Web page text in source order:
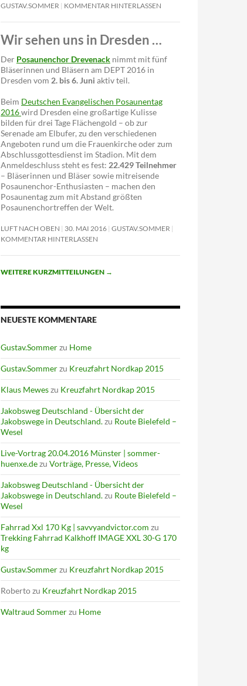
GUSTAV.SOMMER
KOMMENTAR HINTERLASSEN
Wir sehen uns in Dresden …
Der Posaunenchor Drevenack nimmt mit fünf
Bläserinnen und Bläsern am DEPT 2016 in
Dresden vom 2. bis 6. Juni aktiv teil.
Beim Deutschen Evangelischen Posaunentag
2016wird Dresden eine großartige Kulisse
bilden für drei Tage Flächengold – ob zur
Serenade am Elbufer, zu den verschiedenen
Angeboten rund um die Frauenkirche oder zum
Abschlussgottesdienst im Stadion. Mit dem
Anmeldeschluss steht es fest: 22.429 Teilnehmer
– Bläserinnen und Bläser sowie mitreisende
Posaunenchor-Enthusiasten – machen den
Posaunentag zum mit Abstand größten
Posaunenchortreffen der Welt.
LUFT NACH OBEN 30. MAI 2016 GUSTAV.SOMMER
KOMMENTAR HINTERLASSEN
WEITERE KURZMITTEILUNGEN →
NEUESTE KOMMENTARE
Gustav.Sommerzu Home
Gustav.Sommerzu Kreuzfahrt Nordkap 2015
Klaus Meweszu Kreuzfahrt Nordkap 2015
Jakobsweg Deutschland - Übersicht der
Jakobswege in Deutschland.zu Route Bielefeld –
Wesel
Live-Vortrag 20.04.2016 Münster | sommer-
huenxe.dezu Vorträge, Presse, Videos
Jakobsweg Deutschland - Übersicht der
Jakobswege in Deutschland.zu Route Bielefeld –
Wesel
Fahrrad Xxl 170 Kg | savvyandvictor.com zu
Trekking Fahrrad Kalkhoff IMAGE XXL 30-G 170
kg
Gustav.Sommerzu Kreuzfahrt Nordkap 2015
Robertozu Kreuzfahrt Nordkap 2015
Waltraud Sommerzu Home